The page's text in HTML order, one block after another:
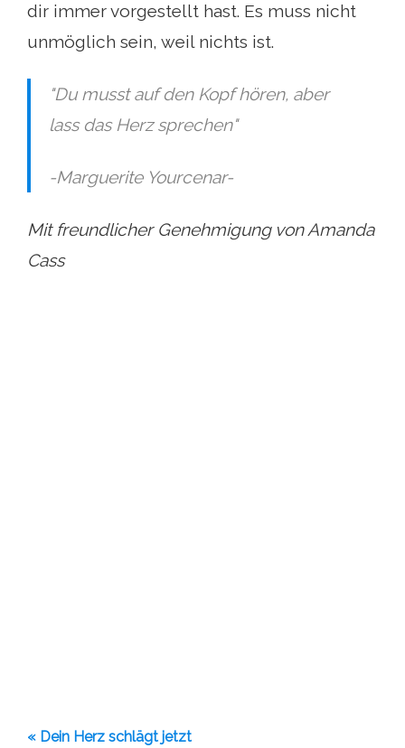
dir immer vorgestellt hast. Es muss nicht
unmöglich sein, weil nichts ist.
"Du musst auf den Kopf hören, aber
lass das Herz sprechen"
-Marguerite Yourcenar-
Mit freundlicher Genehmigung von Amanda
Cass
« Dein Herz schlägt jetzt